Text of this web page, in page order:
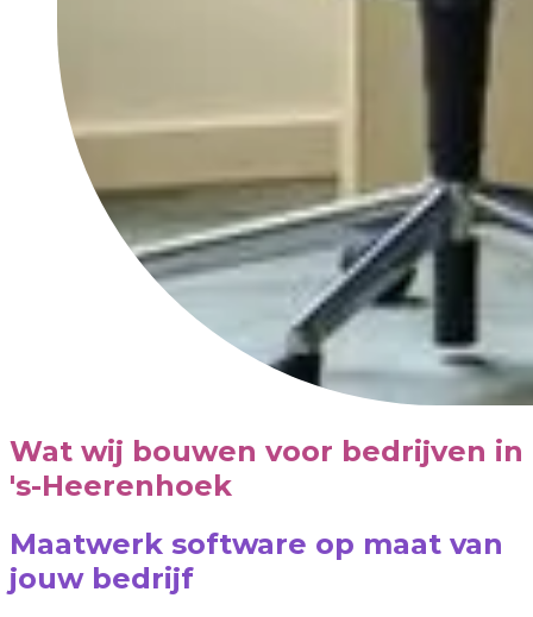
Wat wij bouwen voor bedrijven in
's-Heerenhoek
Maatwerk software op maat van
jouw bedrijf